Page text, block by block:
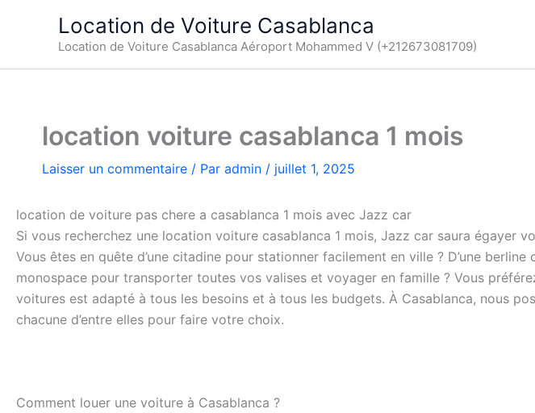
Location de Voiture Casablanca
Location de Voiture Casablanca Aéroport Mohammed V (+212673081709)
location voiture casablanca 1 mois
Laisser un commentaire / Par admin / juillet 1, 2025
location de voiture pas chere a casablanca 1 mois avec Jazz car
Si vous recherchez une location voiture casablanca 1 mois, Jazz car saura égayer
Vous êtes en quête d’une citadine pour stationner facilement en ville ? D’une
monospace pour transporter toutes vos valises et voyager en famille ? Vous
voitures est adapté à tous les besoins et à tous les budgets. À Casablanca, nous
chacune d’entre elles pour faire votre choix.
Comment louer une voiture à Casablanca ?